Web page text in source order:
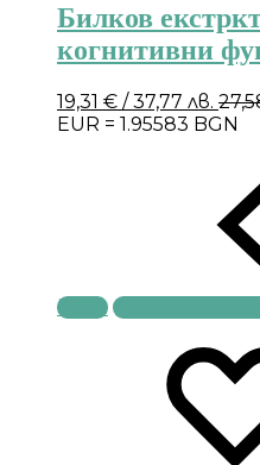
Билков
когнитивни
19,31 € / 37,77 лв.
EUR = 1.95583 BGN
Купи